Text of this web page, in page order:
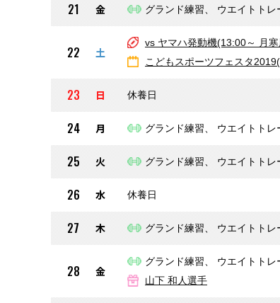
21 金 グランド練習、 ウエイトトレ
22 土
vs ヤマハ発動機(13:00～ 月
こどもスポーツフェスタ
23 日 休養日
24 月 グランド練習、 ウエイトトレ
25 火 グランド練習、 ウエイトトレ
26 水 休養日
27 木 グランド練習、 ウエイトトレ
28 金
グランド練習、 ウエイトトレ
山下 和人選手